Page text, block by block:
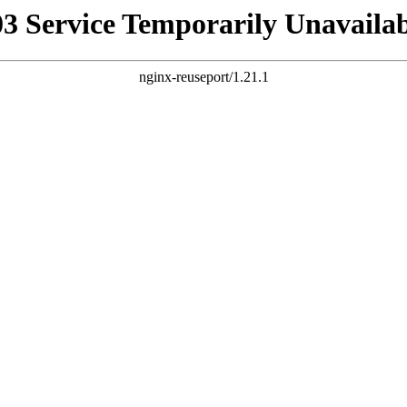
Service Temporarily
nginx-reuseport/1.21.1